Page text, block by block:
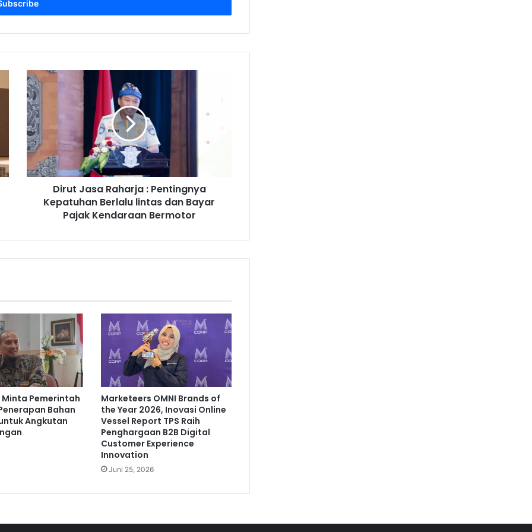
D
i
r
u
t
J
a
a
r
e
n
n
g
n
y
a
K
e
B
Dirut Jasa Raharja : Pentingnya
Kepatuhan Berlalu lintas dan Bayar
Pajak Kendaraan Bermotor
Pemerintah
Bahan
Angkutan
Marketeers OMNI Brands of
the Year 2026, Inovasi Online
Vessel Report TPS Raih
Penghargaan B2B Digital
Customer Experience
Innovation
Juni 25, 2026